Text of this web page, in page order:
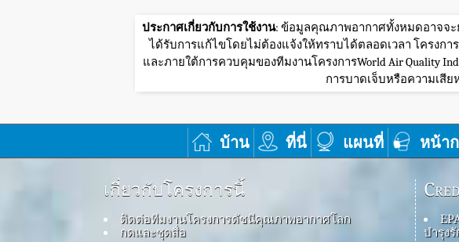
ประกาศเกี่ยวกับการใช้งาน: ข้อมูลคุณภาพอากาศทั้งหมดอาจจะ
ได้รับการแก้ไขโดยไม่ต้องแจ้งให้ทราบได้ตลอดเวลา โครงกา
และภายใต้การควบคุมของทีมงานโครงการWorld Air Quality
การบาดเจ็บหรือความเสี
บ้าน ที่นี่ แผนที่ หน้า
เกี่ยวกับโครงการนี้
ติดต่อทีมงานโครงการดัชนีคุณภาพอากาศโลก
กดและชุดสื่อ
บำรุง